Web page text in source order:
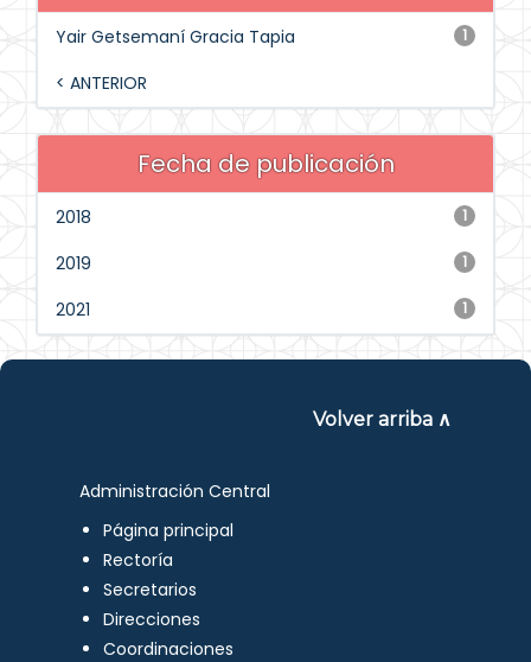
1
Yair Getsemaní Gracia Tapia
< ANTERIOR
Fecha de publicación
1
2018
1
2019
1
2021
Volver arriba ∧
Administración Central
Página principal
Rectoría
Secretarios
Direcciones
Coordinaciones